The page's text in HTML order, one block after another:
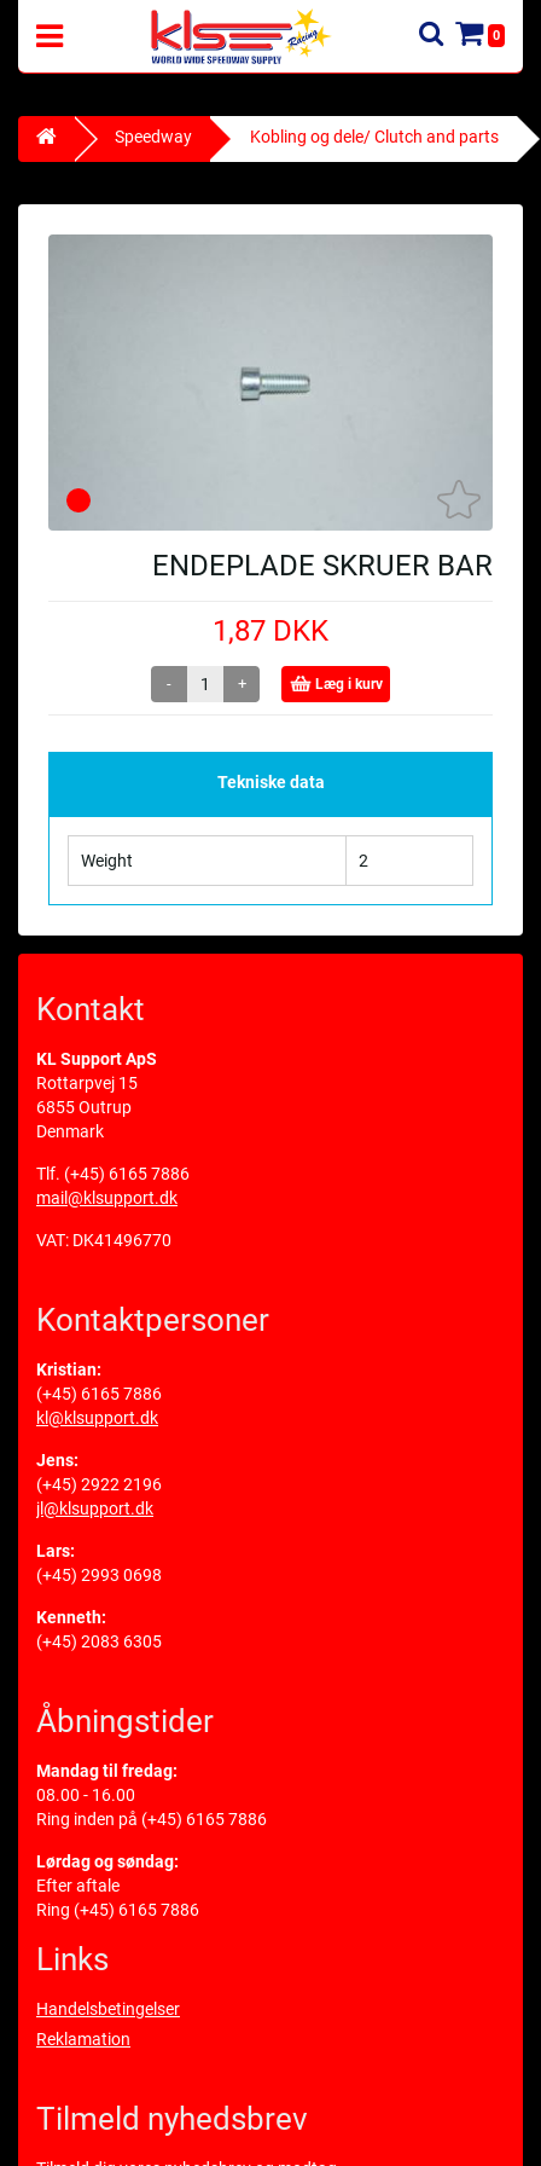
0
Speedway Kobling og dele/ Clutch and parts
ENDEPLADE SKRUER BAR
1,87 DKK
- + Læg i kurv
Tekniske data
Weight 2
Kontakt
KL Support ApS
Rottarpvej 15
6855 Outrup
Denmark
Tlf. (+45) 6165 7886
mail@klsupport.dk
VAT: DK41496770
Kontaktpersoner
Kristian:
(+45) 6165 7886
kl@klsupport.dk
Jens:
(+45) 2922 2196
jl@klsupport.dk
Lars:
(+45) 2993 0698
Kenneth:
(+45) 2083 6305
Åbningstider
Mandag til fredag:
08.00 - 16.00
Ring inden på (+45) 6165 7886
Lørdag og søndag:
Efter aftale
Ring (+45) 6165 7886
Links
Handelsbetingelser
Reklamation
Tilmeld nyhedsbrev